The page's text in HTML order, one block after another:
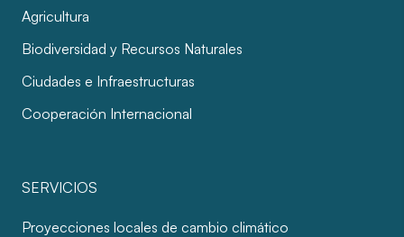
Agricultura
Biodiversidad y Recursos Naturales
Ciudades e Infraestructuras
Cooperación Internacional
SERVICIOS
Proyecciones locales de cambio climático